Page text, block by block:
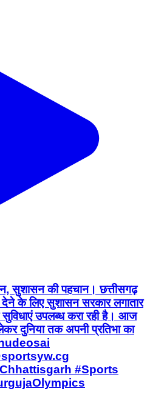
सुशासन की पहचान। छत्तीसगढ़
के लिए सुशासन सरकार लगातार
उपलब्ध करा रही है। आज
दुनिया तक अपनी प्रतिभा का
#Sports